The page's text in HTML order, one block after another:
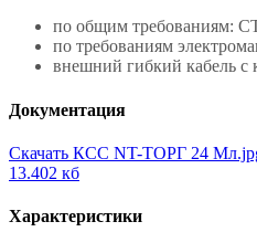
по общим требованиям:
по требованиям
внешний гибкий кабель
Документация
Скачать КСС NT-ТОРГ 24
13.402 кб
Характеристики